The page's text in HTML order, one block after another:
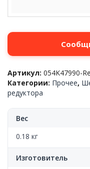
Артикул: 054K47990-
Категории: Прочее,
редуктора
Вес
0.18 кг
Изготовитель